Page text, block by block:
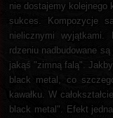
nie dostajemy kolejnego
sukces. Kompozycje
nielicznymi
rdzeniu nadbudowane
jakąś "zimną falą".
black metal, co
kawałku. W
black metal". Efekt